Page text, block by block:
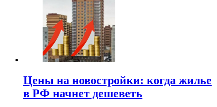
Цены на новостройки: когда жилье
в РФ начнет дешеветь